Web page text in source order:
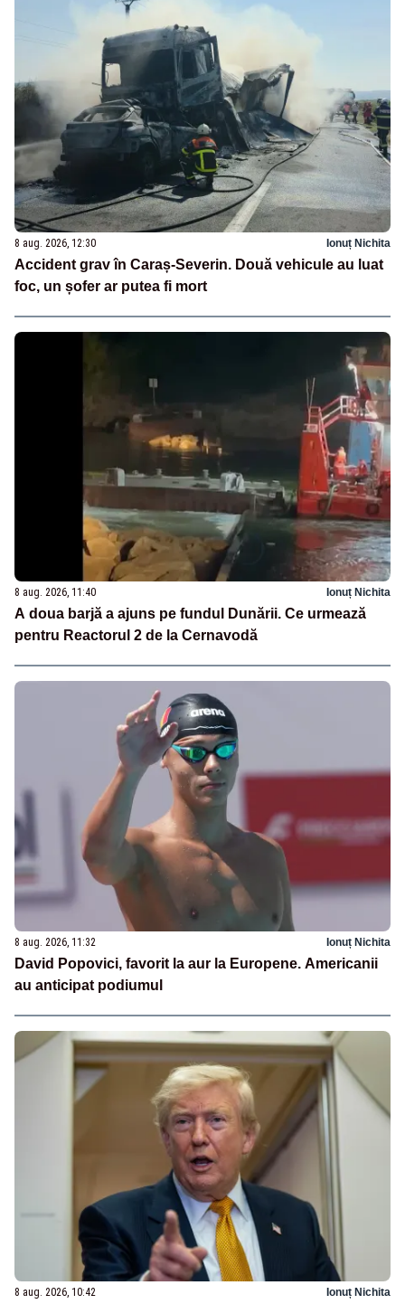
8 aug. 2026, 12:30 Ionuț Nichita
Accident grav în Caraș-Severin. Două vehicule au luat
foc, un șofer ar putea fi mort
8 aug. 2026, 11:40 Ionuț Nichita
A doua barjă a ajuns pe fundul Dunării. Ce urmează
pentru Reactorul 2 de la Cernavodă
8 aug. 2026, 11:32 Ionuț Nichita
David Popovici, favorit la aur la Europene. Americanii
au anticipat podiumul
8 aug. 2026, 10:42 Ionuț Nichita